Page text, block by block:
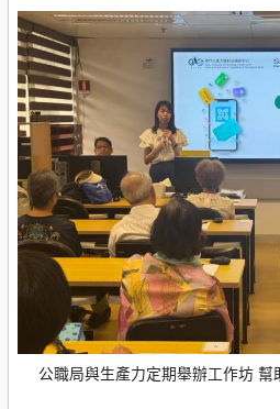
公職局與生產力定期舉辦工作坊 幫